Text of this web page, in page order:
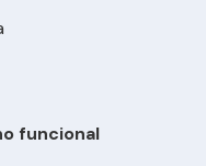
funcional